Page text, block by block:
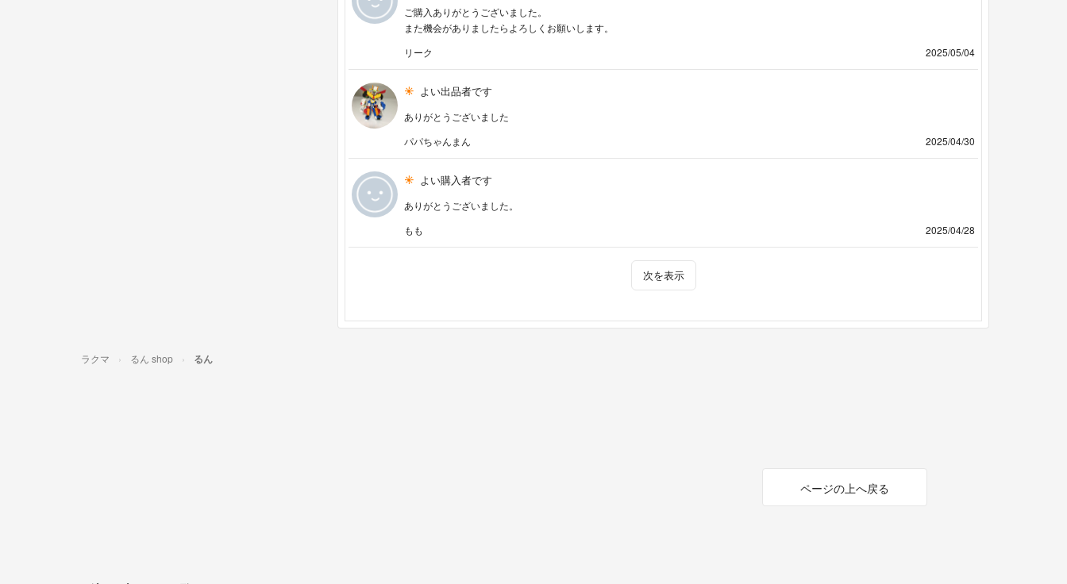
ご購入ありがとうございました。
また機会がありましたらよろしくお願いします。
リーク
2025/05/04
よい出品者です
ありがとうございました
パパちゃんまん
2025/04/30
よい購入者です
ありがとうございました。
もも
2025/04/28
次を表示
ラクマ るん shop るん
ページの上へ戻る